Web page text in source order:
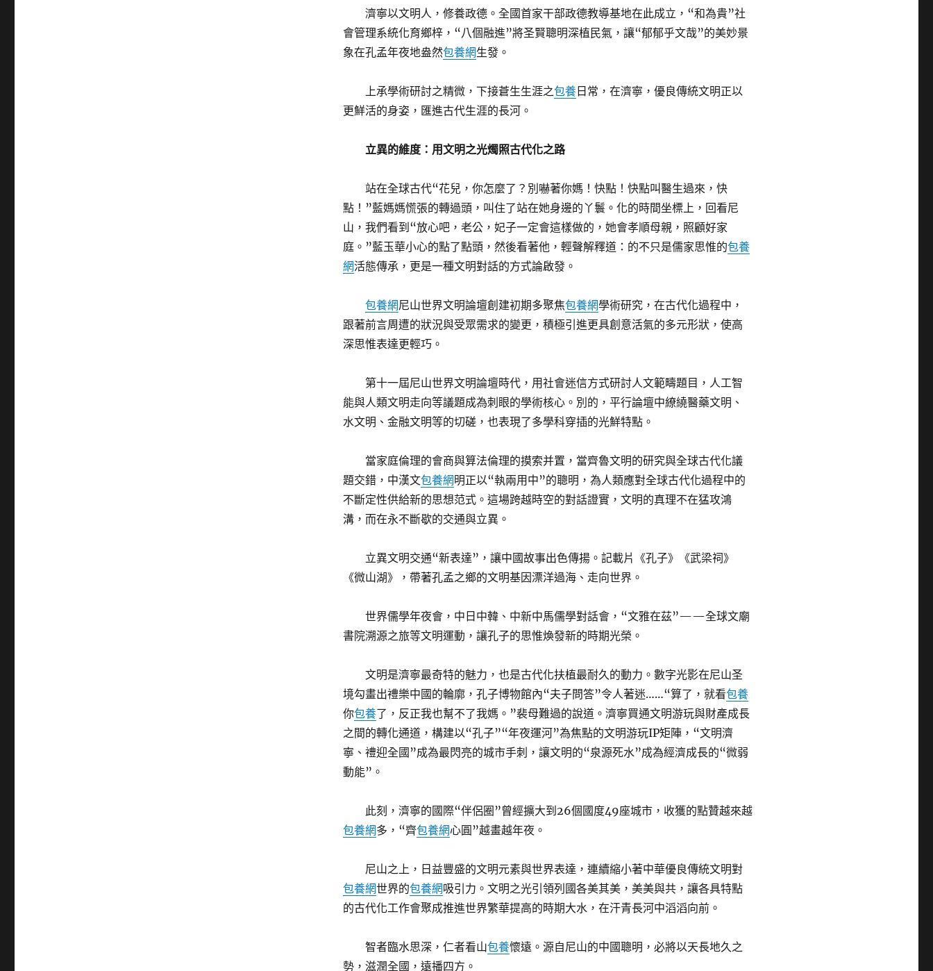
濟寧以文明人，修養政德。全國首家干部政德教導基地在此成立，“和為貴”社
會管理系統化育鄉梓，“八個融進”將圣賢聰明深植民氣，讓“郁郁乎文哉”的美妙景
象在孔孟年夜地盎然包養網生發。
上承學術研討之精微，下接蒼生生涯之包養 日常，在濟寧，優良傳統文明正以
更鮮活的身姿，匯進古代生涯的長河。
立異的維度：用文明之光燭照古代化之路
站在全球古代“花兒，你怎麼了？別嚇著你媽！快點！快點叫醫生過來，快
點！”藍媽媽慌張的轉過頭，叫住了站在她身邊的丫鬟。化的時間坐標上，回看尼
山，我們看到“放心吧，老公，妃子一定會這樣做的，她會孝順母親，照顧好家
庭。”藍玉華小心的點了點頭，然後看著他，輕聲解釋道：的不只是儒家思惟的包養
網活態傳承，更是一種文明對話的方式論啟發。
包養網尼山世界文明論壇創建初期多聚焦包養網學術研究，在古代化過程中，
跟著前言周遭的狀況與受眾需求的變更，積極引進更具創意活氣的多元形狀，使高
深思惟表達更輕巧。
第十一屆尼山世界文明論壇時代，用社會迷信方式研討人文範疇題目，人工智
能與人類文明走向等議題成為刺眼的學術核心。別的，平行論壇中繚繞醫藥文明、
水文明、金融文明等的切磋，也表現了多學科穿插的光鮮特點。
當家庭倫理的會商與算法倫理的摸索并置，當齊魯文明的研究與全球古代化議
題交錯，中漢文包養網明正以“執兩用中”的聰明，為人類應對全球古代化過程中的
不斷定性供給新的思想范式。這場跨越時空的對話證實，文明的真理不在猛攻鴻
溝，而在永不斷歇的交通與立異。
立異文明交通“新表達”，讓中國故事出色傳揚。記載片《孔子》《武梁祠》
《微山湖》，帶著孔孟之鄉的文明基因漂洋過海、走向世界。
世界儒學年夜會，中日中韓、中新中馬儒學對話會，“文雅在茲”——全球文廟
書院溯源之旅等文明運動，讓孔子的思惟煥發新的時期光榮。
文明是濟寧最奇特的魅力，也是古代化扶植最耐久的動力。數字光影在尼山圣
境勾畫出禮樂中國的輪廓，孔子博物館內“夫子問答”令人著迷……“算了，就看包養
你包養了，反正我也幫不了我媽。”裴母難過的說道。濟寧買通文明游玩與財產成長
之間的轉化通道，構建以“孔子”“年夜運河”為焦點的文明游玩IP矩陣，“文明濟
寧、禮迎全國”成為最閃亮的城市手刺，讓文明的“泉源死水”成為經濟成長的“微弱
動能”。
此刻，濟寧的國際“伴侶圈”曾經擴大到26個國度49座城市，收獲的點贊越來越
包養網多，“齊包養網心圓”越畫越年夜。
尼山之上，日益豐盛的文明元素與世界表達，連續縮小著中華優良傳統文明對
包養網世界的包養網吸引力。文明之光引領列國各美其美，美美與共，讓各具特點
的古代化工作會聚成推進世界繁華提高的時期大水，在汗青長河中滔滔向前。
智者臨水思深，仁者看山包養懷遠。源自尼山的中國聰明，必將以天長地久之
勢，滋潤全國，遠播四方。